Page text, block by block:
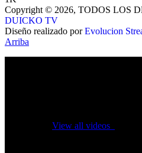
Copyright © 2026, TODOS LOS
DUICKO TV
Diseño realizado porEvolucion
Arriba
View all videos